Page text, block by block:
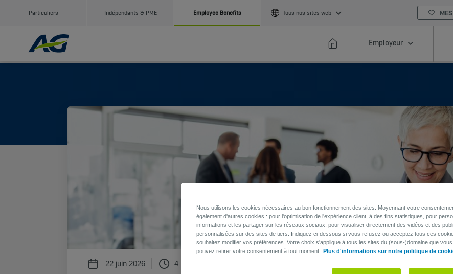
Particuliers Indépendants & PME Employee Benefits Tous nos sites web
Employeur
22 juin 2026 4 min
Nous utilisons les cookies nécessaires au bon fonctionnement des sites. Moyennant votre
également d'autres cookies : pour l'optimisation de l'expérience client, à des fins statistiques, pour
informations et les partager sur les réseaux sociaux, pour visualiser directement des vidéos et des
personnalisées sur des sites de tiers. Indiquez ci-dessous si vous refusez ou acceptez tous ces
souhaitez modifier vos préférences. Votre choix s'applique à tous les sites du (sous-)domaine que
pouvez retirer votre consentement à tout moment.
Plus d'informations sur notre politique de